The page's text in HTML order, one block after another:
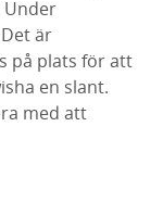
Under
är
på plats för att
en slant.
med att